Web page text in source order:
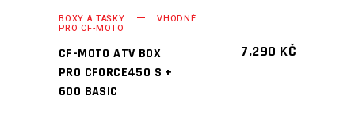
BOXY A TAŠKY VHODNÉ
PRO CF-MOTO
CF-MOTO ATV BOX
PRO CFORCE450 S +
600 BASIC
7,290 KČ